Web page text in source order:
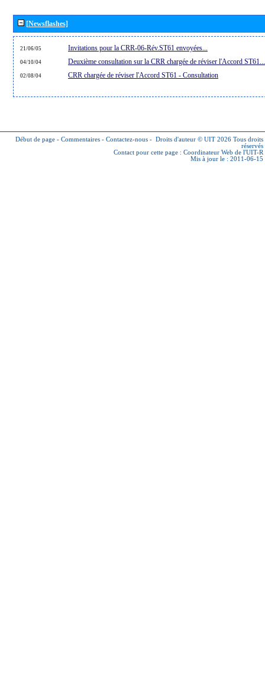
[Newsflashes]
21/06/05 Invitations pour la CRR-06-Rév.ST61 envoyées...
04/10/04 Deuxième consultation sur la CRR chargée de réviser l'Accord ST61...
02/08/04 CRR chargée de réviser l'Accord ST61 - Consultation
Début de page - Commentaires - Contactez-nous - Droits d'auteur © UIT 2026 Tous droits
réservés
Contact pour cette page : Coordinateur Web de l'UIT-R
Mis à jour le : 2011-06-15